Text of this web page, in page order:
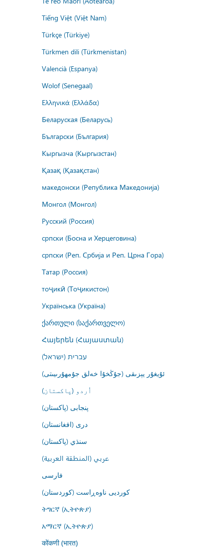
Tiếng Việt (Việt Nam)
Türkçe (Türkiye)
Türkmen dili (Türkmenistan)
Valencià (Espanya)
Wolof (Senegaal)
Ελληνικά (Ελλάδα)
Беларуская (Беларусь)
Български (България)
Кыргызча (Кыргызстан)
Қазақ (Қазақстан)
македонски (Република Македонија)
Монгол (Монгол)
Русский (Россия)
српски (Босна и Херцеговина)
српски (Реп. Србија и Реп. Црна Гора)
Татар (Россия)
тоҷикӣ (Тоҷикистон)
Українська (Україна)
ქართული (საქართველო)
Հայերեն (Հայաստան)
עברית (ישראל)
ئۇيغۇر يېزىقى (جۇڭخۇا خەلق جۇمھۇرىيىتى)
اُردو (پاکستان)
پنجابی (پاکستان)
درى (افغانستان)
سنڌي (پاکستان)
عربي (المنطقة العربية)
فارسى
کوردیی ناوەڕاست (کوردستان)
ትግርኛ (ኢትዮጵያ)
አማርኛ (ኢትዮጵያ)
कोंकणी (भारत)